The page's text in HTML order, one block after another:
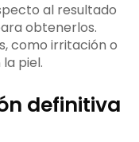
al resultado
obtenerlos.
como irritación o
piel.
definitiva